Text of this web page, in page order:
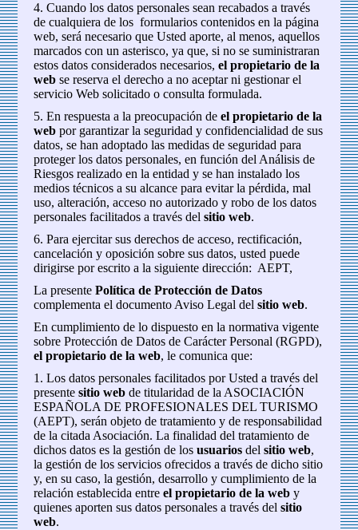
4. Cuando los datos personales sean recabados a través
de cualquiera de los formularios contenidos en la página
web, será necesario que Usted aporte, al menos, aquellos
marcados con un asterisco, ya que, si no se suministraran
estos datos considerados necesarios,el propietario de la
web se reserva el derecho a no aceptar ni gestionar el
servicio Web solicitado o consulta formulada.
5. En respuesta a la preocupación deel propietario de la
web por garantizar la seguridad y confidencialidad de sus
datos, se han adoptado las medidas de seguridad para
proteger los datos personales, en función del Análisis de
Riesgos realizado en la entidad y se han instalado los
medios técnicos a su alcance para evitar la pérdida, mal
uso, alteración, acceso no autorizado y robo de los datos
personales facilitados a través delsitio web.
6. Para ejercitar sus derechos de acceso, rectificación,
cancelación y oposición sobre sus datos, usted puede
dirigirse por escrito a la siguiente dirección: AEPT,
La presentePolítica de Protección de Datos
complementa el documento Aviso Legal delsitio web.
En cumplimiento de lo dispuesto en la normativa vigente
sobre Protección de Datos de Carácter Personal (RGPD),
el propietario de la web, le comunica que:
1. Los datos personales facilitados por Usted a través del
presentesitio web de titularidad de la ASOCIACIÓN
ESPAÑOLA DE PROFESIONALES DEL TURISMO
(AEPT), serán objeto de tratamiento y de responsabilidad
de la citada Asociación. La finalidad del tratamiento de
dichos datos es la gestión de losusuarios delsitio web,
la gestión de los servicios ofrecidos a través de dicho sitio
y, en su caso, la gestión, desarrollo y cumplimiento de la
relación establecida entreel propietario de la web y
quienes aporten sus datos personales a través delsitio
web.